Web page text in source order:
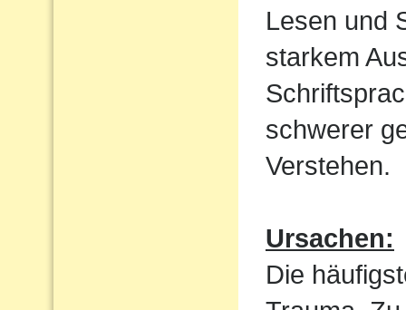
Lesen und
starkem
schwerer
Verstehen.
Ursachen:
Die